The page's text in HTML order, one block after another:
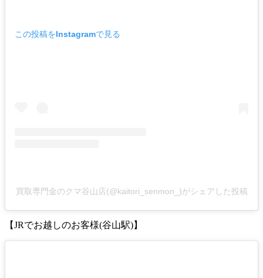
この投稿をInstagramで見る
買取専門金のクマ谷山店(@kaitori_senmon_)がシェアした投稿
【JRでお越しのお客様(谷山駅)】